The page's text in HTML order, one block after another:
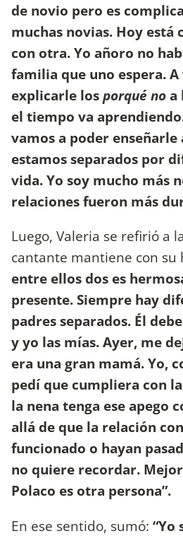
de novio pero es
muchas novias. Hoy está
con otra. Yo añoro no
familia que uno espera.
explicarle losporqué noa
el tiempo va
vamos a poder
estamos separados por
vida. Yo soy mucho más
relaciones fueron más
Luego, Valeria se refirió a
cantante mantiene con su
entre ellos dos es
presente. Siempre hay
padres separados. Él
y yo las mías. Ayer, me
era una gran mamá. Yo,
pedí que cumpliera con
la nena tenga ese apego
allá de que la relación
funcionado o hayan
no quiere recordar.
Polaco es otra persona”.
En ese sentido, sumó: “Yo